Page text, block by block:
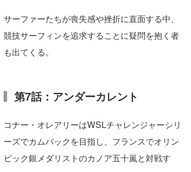
サーファーたちが喪失感や挫折に直面する中、
競技サーフィンを追求することに疑問を抱く者
も出てくる。
第7話：アンダーカレント
コナー・オレアリーはWSLチャレンジャーシリ
ーズでカムバックを目指し、フランスでオリン
ピック銀メダリストのカノア五十嵐と対戦す